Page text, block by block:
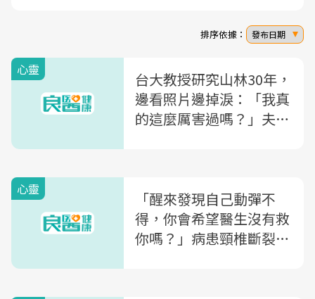
排序依據： 發布日期
心靈
台大教授研究山林30年，
邊看照片邊掉淚：「我真
的這麼厲害過嗎？」夫妻
心靈
「醒來發現自己動彈不
得，你會希望醫生沒有救
你嗎？」病患頸椎斷裂、